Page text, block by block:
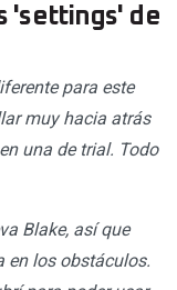
'settings' de
para este
muy hacia atrás
una de trial. Todo
Blake, así que
en los obstáculos.